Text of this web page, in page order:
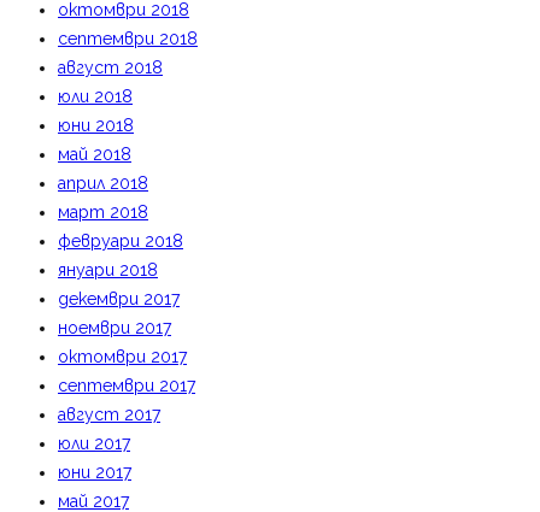
октомври 2018
септември 2018
август 2018
юли 2018
юни 2018
май 2018
април 2018
март 2018
февруари 2018
януари 2018
декември 2017
ноември 2017
октомври 2017
септември 2017
август 2017
юли 2017
юни 2017
май 2017